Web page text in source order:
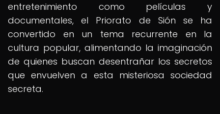
entretenimiento como películas y
documentales, el Priorato de Sión se ha
convertido en un tema recurrente en la
cultura popular, alimentando la imaginación
de quienes buscan desentrañar los secretos
que envuelven a esta misteriosa sociedad
secreta.